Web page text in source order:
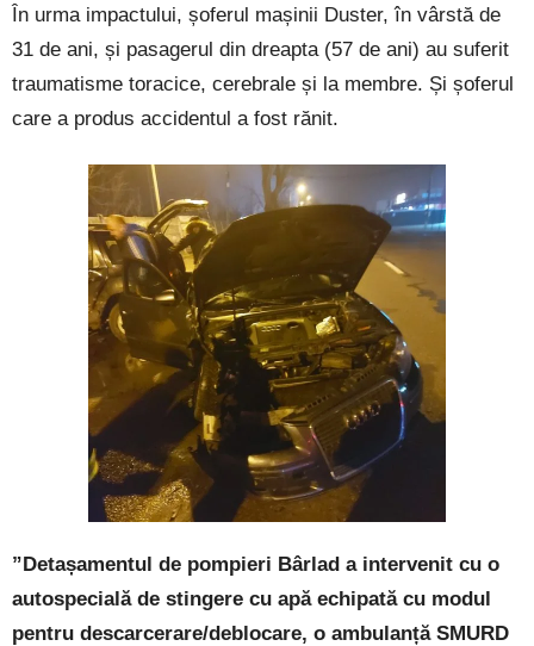
În urma impactului, șoferul mașinii Duster, în vârstă de
31 de ani, și pasagerul din dreapta (57 de ani) au suferit
traumatisme toracice, cerebrale și la membre. Și șoferul
care a produs accidentul a fost rănit.
”Detașamentul de pompieri Bârlad a intervenit cu o
autospecială de stingere cu apă echipată cu modul
pentru descarcerare/deblocare, o ambulanță SMURD